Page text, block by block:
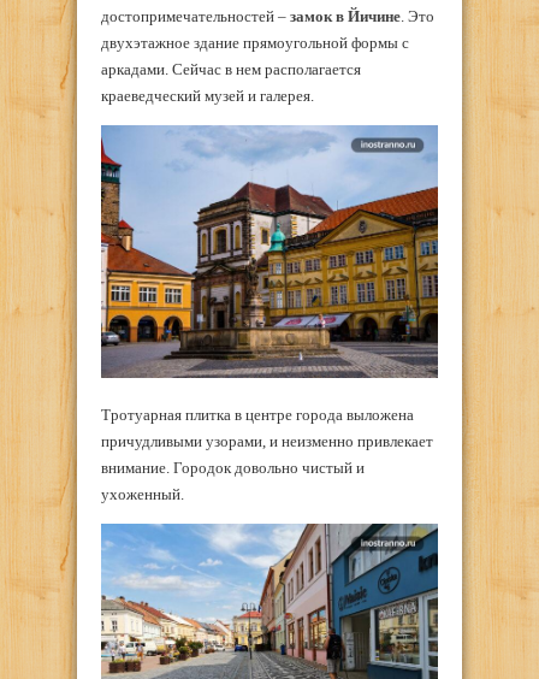
достопримечательностей – замок в Йичине . Это
двухэтажное здание прямоугольной формы с
аркадами. Сейчас в нем располагается
краеведческий музей и галерея.
Тротуарная плитка в центре города выложена
причудливыми узорами, и неизменно привлекает
внимание. Городок довольно чистый и
ухоженный.